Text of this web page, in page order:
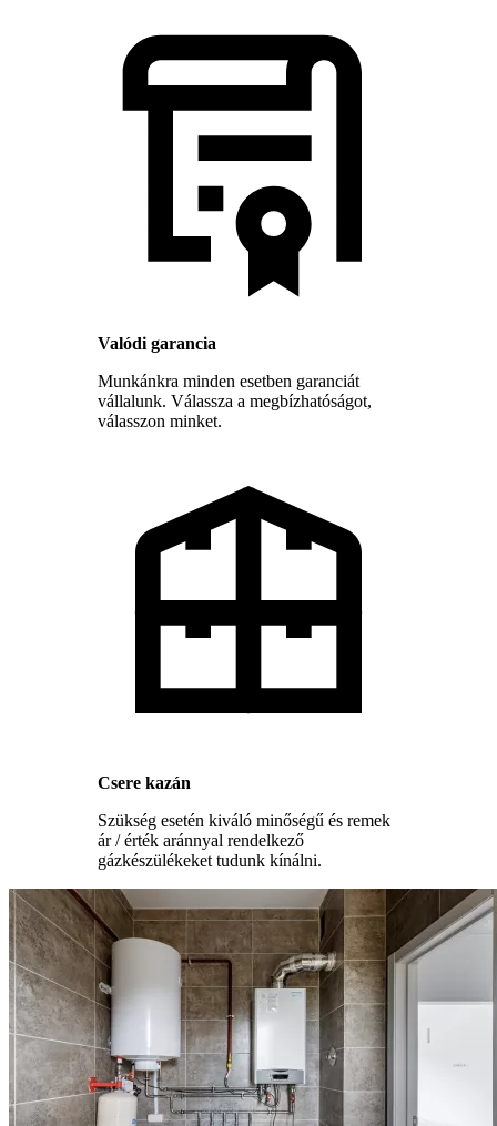
Valódi garancia
Munkánkra minden esetben garanciát
vállalunk. Válassza a megbízhatóságot,
válasszon minket.
Csere kazán
Szükség esetén kiváló minőségű és remek
ár / érték aránnyal rendelkező
gázkészülékeket tudunk kínálni.